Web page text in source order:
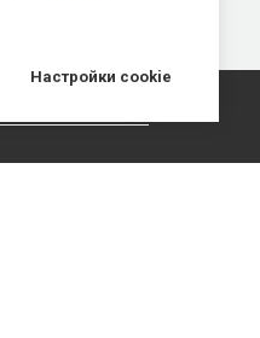
Настройки сookie